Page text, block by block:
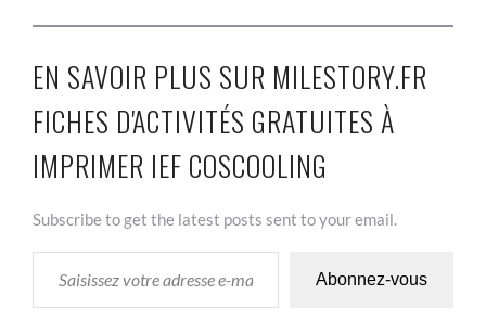
EN SAVOIR PLUS SUR MILESTORY.FR
FICHES D'ACTIVITÉS GRATUITES À
IMPRIMER IEF COSCOOLING
Subscribe to get the latest posts sent to your email.
SAISISSEZ VOTRE ADRESSE E-MAIL…
Abonnez-vous